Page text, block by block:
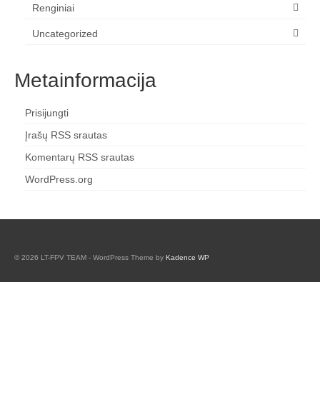
Renginiai
Uncategorized
Metainformacija
Prisijungti
Įrašų RSS srautas
Komentarų RSS srautas
WordPress.org
© 2026 LT-FPV TEAM - WordPress Theme by Kadence WP